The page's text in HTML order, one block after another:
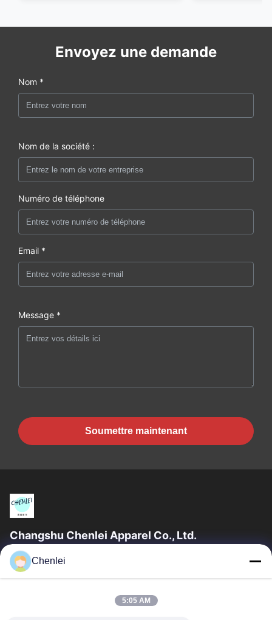
Envoyez une demande
Nom *
Nom de la société :
Numéro de téléphone
Email *
Message *
Soumettre maintenant
Changshu Chenlei Apparel Co., Ltd.
La société CHANGSHU CHENLEI APPAREL CO., LTD a été
créée en tant que telle. Notre usine a été créée en 2011, située
Chenlei
5:05 AM